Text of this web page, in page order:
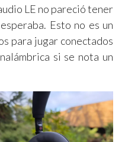
LE no pareció tener
Esto no es un
para jugar conectados
si se nota un